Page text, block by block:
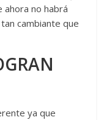
ahora no habrá
cambiante que
ya que